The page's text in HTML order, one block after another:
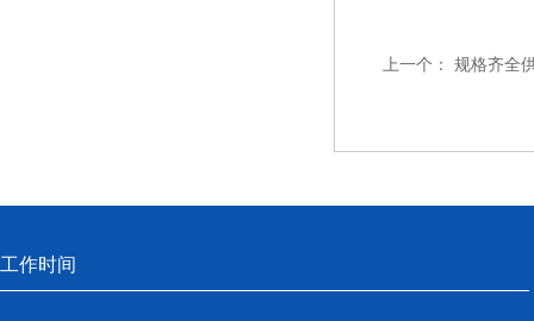
上一个： 规格齐全
工作时间